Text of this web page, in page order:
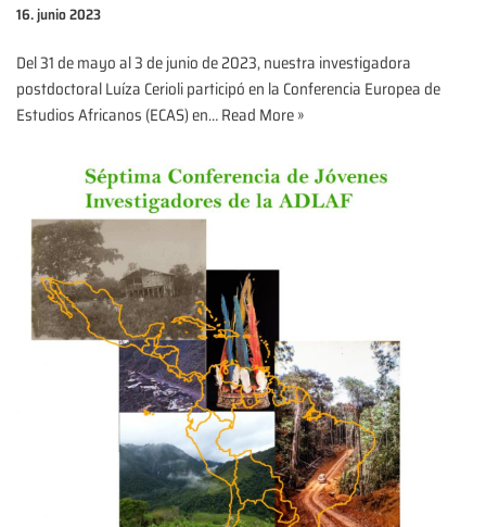
16. junio 2023
Del 31 de mayo al 3 de junio de 2023, nuestra investigadora
postdoctoral Luíza Cerioli participó en la Conferencia Europea de
Estudios Africanos (ECAS) en…Read More »